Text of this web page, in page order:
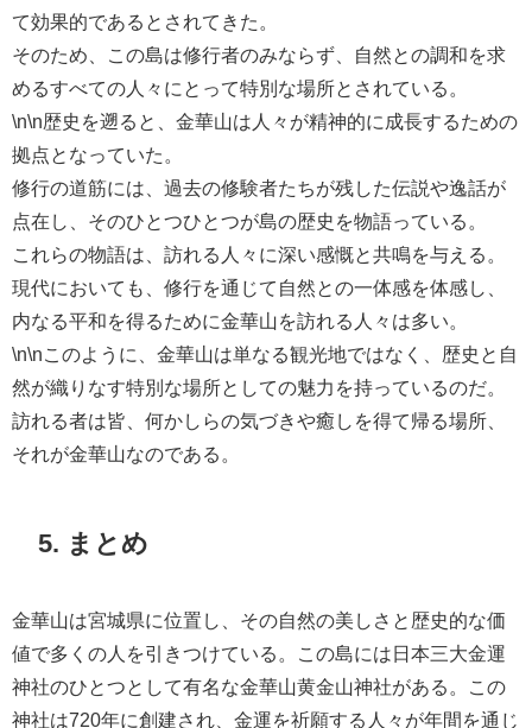
て効果的であるとされてきた。
そのため、この島は修行者のみならず、自然との調和を求
めるすべての人々にとって特別な場所とされている。
\n\n歴史を遡ると、金華山は人々が精神的に成長するための
拠点となっていた。
修行の道筋には、過去の修験者たちが残した伝説や逸話が
点在し、そのひとつひとつが島の歴史を物語っている。
これらの物語は、訪れる人々に深い感慨と共鳴を与える。
現代においても、修行を通じて自然との一体感を体感し、
内なる平和を得るために金華山を訪れる人々は多い。
\n\nこのように、金華山は単なる観光地ではなく、歴史と自
然が織りなす特別な場所としての魅力を持っているのだ。
訪れる者は皆、何かしらの気づきや癒しを得て帰る場所、
それが金華山なのである。
5. まとめ
金華山は宮城県に位置し、その自然の美しさと歴史的な価
値で多くの人を引きつけている。この島には日本三大金運
神社のひとつとして有名な金華山黄金山神社がある。この
神社は720年に創建され、金運を祈願する人々が年間を通じ